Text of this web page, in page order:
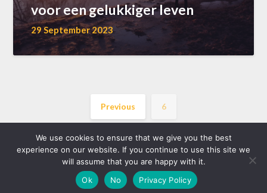
voor een gelukkiger leven
29 September 2023
Previous 6
©2026 akkoord.be| WordPress Theme bySuperb WordPress
Themes
We use cookies to ensure that we give you the best
experience on our website. If you continue to use this site we
will assume that you are happy with it.
Ok
No Privacy Policy